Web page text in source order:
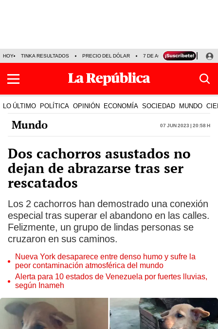
HOY TINKA RESULTADOS PRECIO DEL DÓLAR 7 DE AGOSTO OLLANTA
LO ÚLTIMO POLÍTICA OPINIÓN ECONOMÍA SOCIEDAD MUNDO
Mundo 07 Jun 2023 | 20:58 h
Dos cachorros asustados no
dejan de abrazarse tras ser
rescatados
Los 2 cachorros han demostrado una conexión
especial tras superar el abandono en las calles.
Felizmente, un grupo de lindas personas se
cruzaron en sus caminos.
Nueva York desaparece entre denso humo y sufre la
peor contaminación atmosférica del mundo
Alerta para 10 estados de Venezuela por fuertes lluvias,
según Inameh